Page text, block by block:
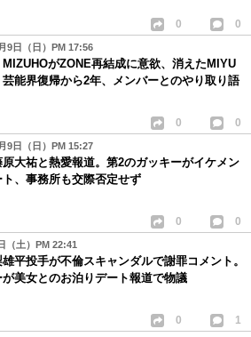
0 0
9日（日）PM 17:56
がZONE再結成に意欲、消えたMIYU
芸能界復帰から2年、メンバーとのやり取り語
0 0
9日（日）PM 15:27
大祐と熱愛報道。第2のガッキーがイケメン
、事務所も交際否定せず
0 0
（土）PM 22:41
平投手が不倫スキャンダルで謝罪コメント。
が美女とのお泊りデート報道で物議
0 1